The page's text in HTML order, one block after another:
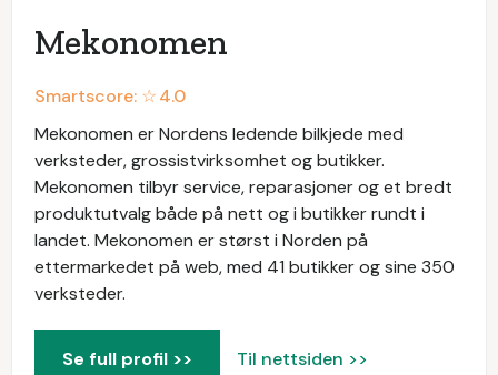
Mekonomen
Smartscore: ☆4.0
Mekonomen er Nordens ledende bilkjede med
verksteder, grossistvirksomhet og butikker.
Mekonomen tilbyr service, reparasjoner og et bredt
produktutvalg både på nett og i butikker rundt i
landet. Mekonomen er størst i Norden på
ettermarkedet på web, med 41 butikker og sine 350
verksteder.
Se full profil >> Til nettsiden >>